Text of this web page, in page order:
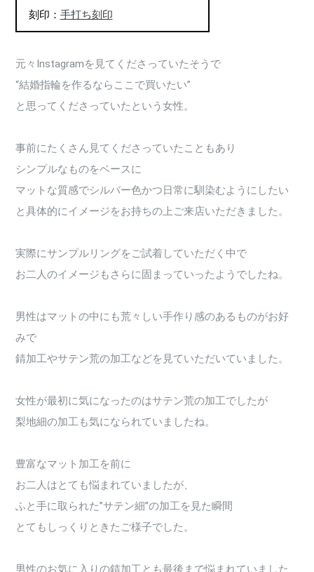
刻印： 手打ち刻印
元々Instagramを見てくださっていたそうで
“結婚指輪を作るならここで買いたい”
と思ってくださっていたという女性。
事前にたくさん見てくださっていたこともあり
シンプルなものをベースに
マットな質感でシルバー色かつ日常に馴染むようにしたい
と具体的にイメージをお持ちの上ご来店いただきました。
実際にサンプルリングをご試着していただく中で
お二人のイメージもさらに固まっていったようでしたね。
男性はマットの中にも荒々しい手作り感のあるものがお好
みで
錆加工やサテン荒の加工などを見ていただいていました。
女性が最初に気になったのはサテン荒の加工でしたが
梨地細の加工も気になられていましたね。
豊富なマット加工を前に
お二人はとても悩まれていましたが、
ふと手に取られた”サテン細”の加工を見た瞬間
とてもしっくりときたご様子でした。
男性のお気に入りの錆加工とも最後まで悩まれていました